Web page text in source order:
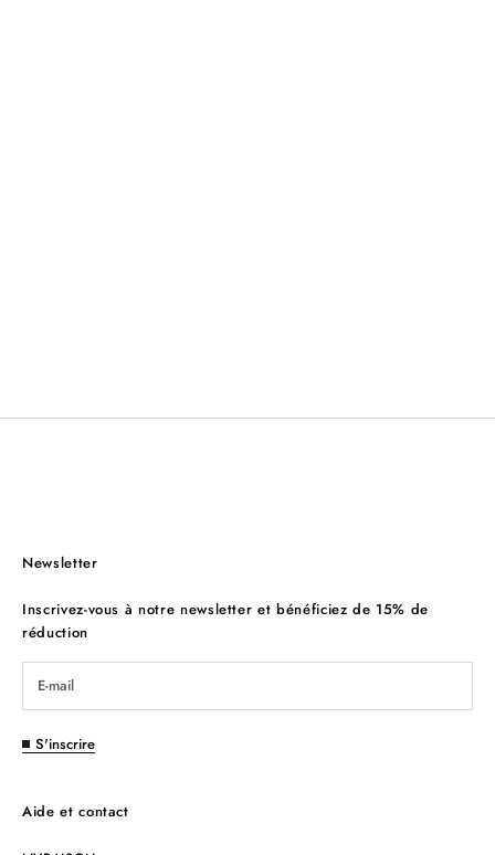
Newsletter
Inscrivez-vous à notre newsletter et bénéficiez de 15% de
réduction
S'inscrire
Aide et contact